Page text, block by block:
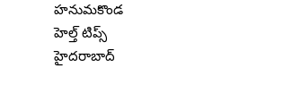
హనుమకొండ
హెల్త్ టిప్స్
హైదరాబాద్